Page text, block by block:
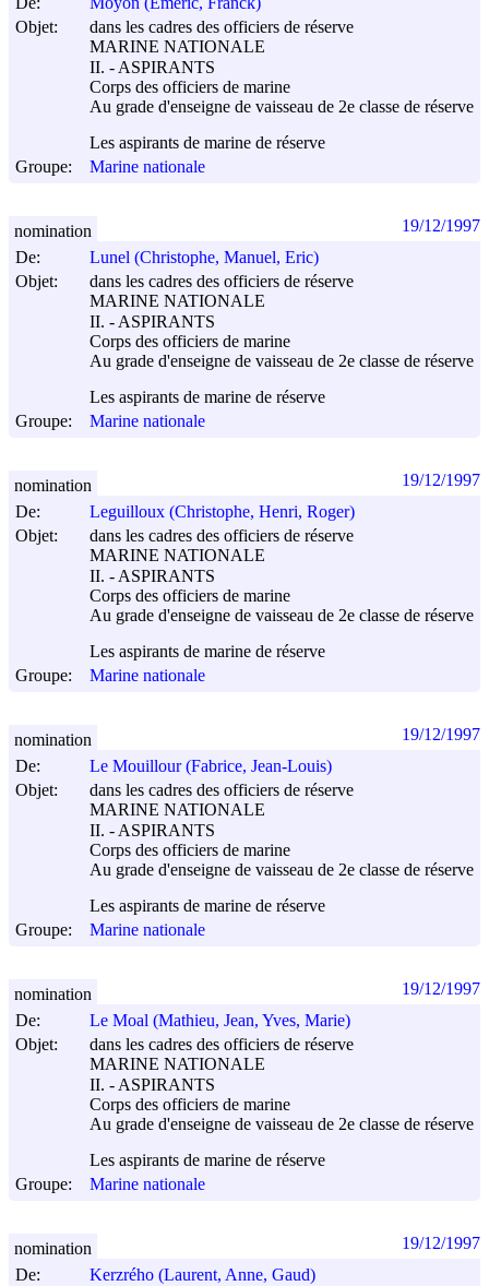
Objet:
dans les cadres des officiers de réserve
MARINE NATIONALE
II. - ASPIRANTS
Corps des officiers de marine
Au grade d'enseigne de vaisseau de 2e classe de réserve
Les aspirants de marine de réserve
Groupe:
Marine nationale
De:
Lunel (Christophe, Manuel, Eric)
Objet:
dans les cadres des officiers de réserve
MARINE NATIONALE
II. - ASPIRANTS
Corps des officiers de marine
Au grade d'enseigne de vaisseau de 2e classe de réserve
Les aspirants de marine de réserve
Groupe:
Marine nationale
nomination 19/12/1997
De:
Leguilloux (Christophe, Henri, Roger)
Objet:
dans les cadres des officiers de réserve
MARINE NATIONALE
II. - ASPIRANTS
Corps des officiers de marine
Au grade d'enseigne de vaisseau de 2e classe de réserve
Les aspirants de marine de réserve
Groupe:
Marine nationale
nomination 19/12/1997
De:
Le Mouillour (Fabrice, Jean-Louis)
Objet:
dans les cadres des officiers de réserve
MARINE NATIONALE
II. - ASPIRANTS
Corps des officiers de marine
Au grade d'enseigne de vaisseau de 2e classe de réserve
Les aspirants de marine de réserve
Groupe:
Marine nationale
nomination 19/12/1997
De:
Le Moal (Mathieu, Jean, Yves, Marie)
Objet:
dans les cadres des officiers de réserve
MARINE NATIONALE
II. - ASPIRANTS
Corps des officiers de marine
Au grade d'enseigne de vaisseau de 2e classe de réserve
Les aspirants de marine de réserve
Groupe:
Marine nationale
nomination 19/12/1997
De:
Kerzrého (Laurent, Anne, Gaud)
nomination 19/12/1997